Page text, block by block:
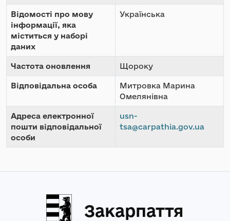
Відомості про мову
інформації, яка
міститься у наборі
даних
Українська
Частота оновлення Щороку
Відповідальна особа
Митровка Марина
Омелянівна
Адреса електронної
пошти відповідальної
особи
usn-
tsa@carpathia.gov.ua
Закарпаття